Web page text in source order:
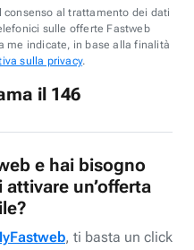
consenso al trattamento dei dati
sulle offerte Fastweb
me indicate, in base alla finalità
sulla privacy.
il 146
e hai bisogno
attivare un’offerta
, ti basta un click